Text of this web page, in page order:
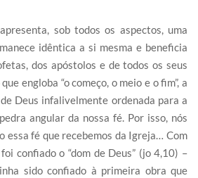
sob todos os aspectos, uma
idêntica a si mesma e beneficia
dos apóstolos e de todos os seus
engloba “o começo, o meio e o fim”, a
Deus infalivelmente ordenada para a
angular da nossa fé. Por isso, nós
essa fé que recebemos da Igreja… Com
confiado o “dom de Deus” (jo 4,10) –
sido confiado à primeira obra que